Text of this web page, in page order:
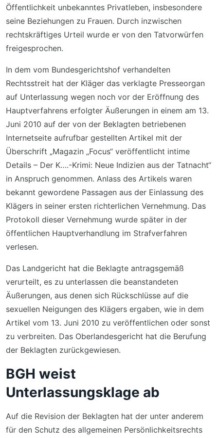
Öffentlichkeit unbekanntes Privatleben, insbesondere
seine Beziehungen zu Frauen. Durch inzwischen
rechtskräftiges Urteil wurde er von den Tatvorwürfen
freigesprochen.
In dem vom Bundesgerichtshof verhandelten
Rechtsstreit hat der Kläger das verklagte Presseorgan
auf Unterlassung wegen noch vor der Eröffnung des
Hauptverfahrens erfolgter Äußerungen in einem am 13.
Juni 2010 auf der von der Beklagten betriebenen
Internetseite aufrufbar gestellten Artikel mit der
Überschrift „Magazin „Focus“ veröffentlicht intime
Details – Der K….-Krimi: Neue Indizien aus der Tatnacht“
in Anspruch genommen. Anlass des Artikels waren
bekannt gewordene Passagen aus der Einlassung des
Klägers in seiner ersten richterlichen Vernehmung. Das
Protokoll dieser Vernehmung wurde später in der
öffentlichen Hauptverhandlung im Strafverfahren
verlesen.
Das Landgericht hat die Beklagte antragsgemäß
verurteilt, es zu unterlassen die beanstandeten
Äußerungen, aus denen sich Rückschlüsse auf die
sexuellen Neigungen des Klägers ergaben, wie in dem
Artikel vom 13. Juni 2010 zu veröffentlichen oder sonst
zu verbreiten. Das Oberlandesgericht hat die Berufung
der Beklagten zurückgewiesen.
BGH weist
Unterlassungsklage ab
Auf die Revision der Beklagten hat der unter anderem
für den Schutz des allgemeinen Persönlichkeitsrechts